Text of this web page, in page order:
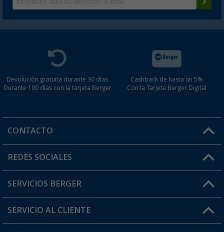
Devolución gratuita durante 30 días
Durante 100 días con la tarjeta Berger
Cashback de hasta un 5%
Con la Tarjeta Berger Digital
CONTACTO
Horario de atención al cliente:
¿Tienes alguna duda?
REDES SOCIALES
SERVICIOS BERGER
Conviértete en distribuidor
SERVICIO AL CLIENTE